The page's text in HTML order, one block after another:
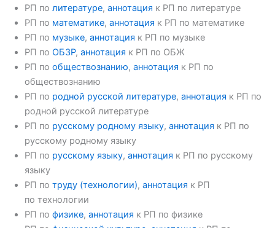
РП по литературе, аннотация к РП по литературе
РП по математике, аннотация к РП по математике
РП по музыке, аннотация к РП по музыке
РП по ОБЗР, аннотация к РП по ОБЖ
РП по обществознанию, аннотация к РП по
обществознанию
РП по родной русской литературе, аннотация к РП по
родной русской литературе
РП по русскому родному языку, аннотация к РП по
русскому родному языку
РП по русскому языку, аннотация к РП по русскому
языку
РП по труду (технологии), аннотация к РП
по технологии
РП по физике, аннотация к РП по физике